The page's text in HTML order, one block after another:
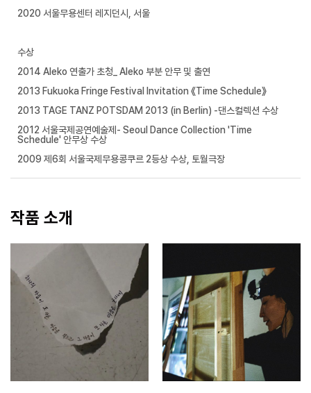
2020 서울무용센터 레지던시, 서울
수상
2014 Aleko 연출가 초청_ Aleko 부분 안무 및 출연
2013 Fukuoka Fringe Festival Invitation 《Time Schedule》
2013 TAGE TANZ POTSDAM 2013 (in Berlin) -댄스컬렉션 수상
2012 서울국제공연예술제- Seoul Dance Collection 'Time
Schedule' 안무상 수상
2009 제6회 서울국제무용콩쿠르 2등상 수상, 토월극장
작품 소개